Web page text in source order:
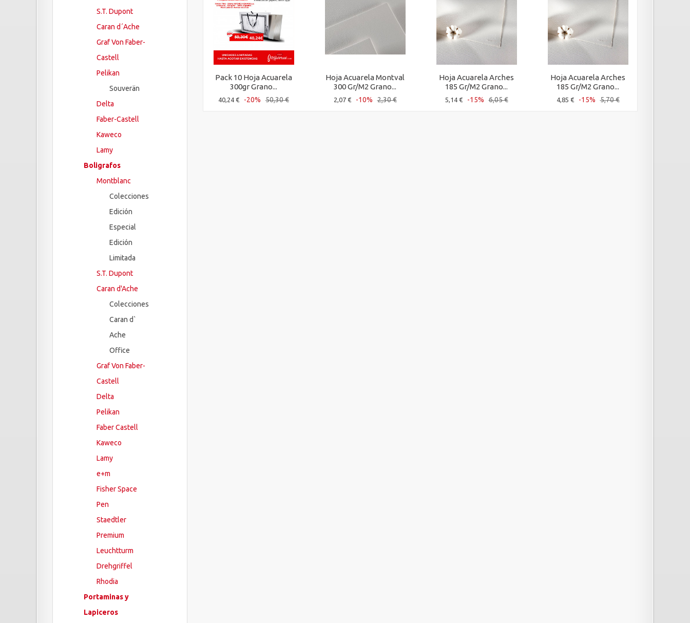
S.T. Dupont
Caran d´Ache
Graf Von Faber-
Castell
Pelikan
Souverän
Delta
Faber-Castell
Kaweco
Lamy
Boligrafos
Montblanc
Colecciones
Edición
Especial
Edición
Limitada
S.T. Dupont
Caran d'Ache
Colecciones
Caran d`
Ache
Office
Graf Von Faber-
Castell
Delta
Pelikan
Faber Castell
Kaweco
Lamy
e+m
Fisher Space
Pen
Staedtler
Premium
Leuchtturm
Drehgriffel
Rhodia
Portaminas y
Lapiceros
Pack 10 Hoja Acuarela
300gr Grano...
40,24 € -20% 50,30 €
Hoja Acuarela Montval
300 Gr/M2 Grano...
2,07 € -10% 2,30 €
Hoja Acuarela Arches
185 Gr/M2 Grano...
5,14 € -15% 6,05 €
Hoja Acuarela Arches
185 Gr/M2 Grano...
4,85 € -15% 5,70 €